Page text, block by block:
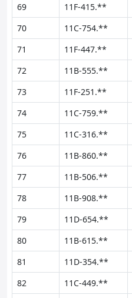
69
11F-415.**
70
11C-754.**
71
11F-447.**
72
11B-555.**
73
11F-251.**
74
11C-759.**
75
11C-316.**
76
11B-860.**
77
11B-506.**
78
11B-908.**
79
11D-654.**
80
11B-615.**
81
11D-354.**
82
11C-449.**